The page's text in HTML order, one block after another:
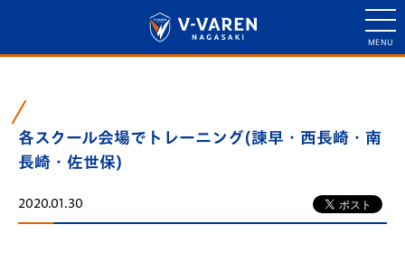
各スクール会場でトレーニング(諫早・西長崎・南
長崎・佐世保)
2020.01.30